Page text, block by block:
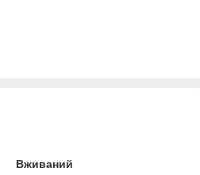
Вживаний